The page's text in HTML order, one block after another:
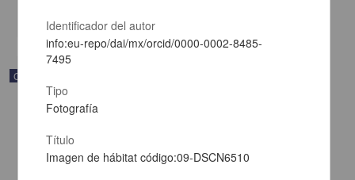
Correspondencia postal
Identificador del autor
info:eu-repo/dai/mx/orcid/0000-0002-8485-
7495
Tipo
Fotografía
Título
Imagen de hábitat código:09-DSCN6510